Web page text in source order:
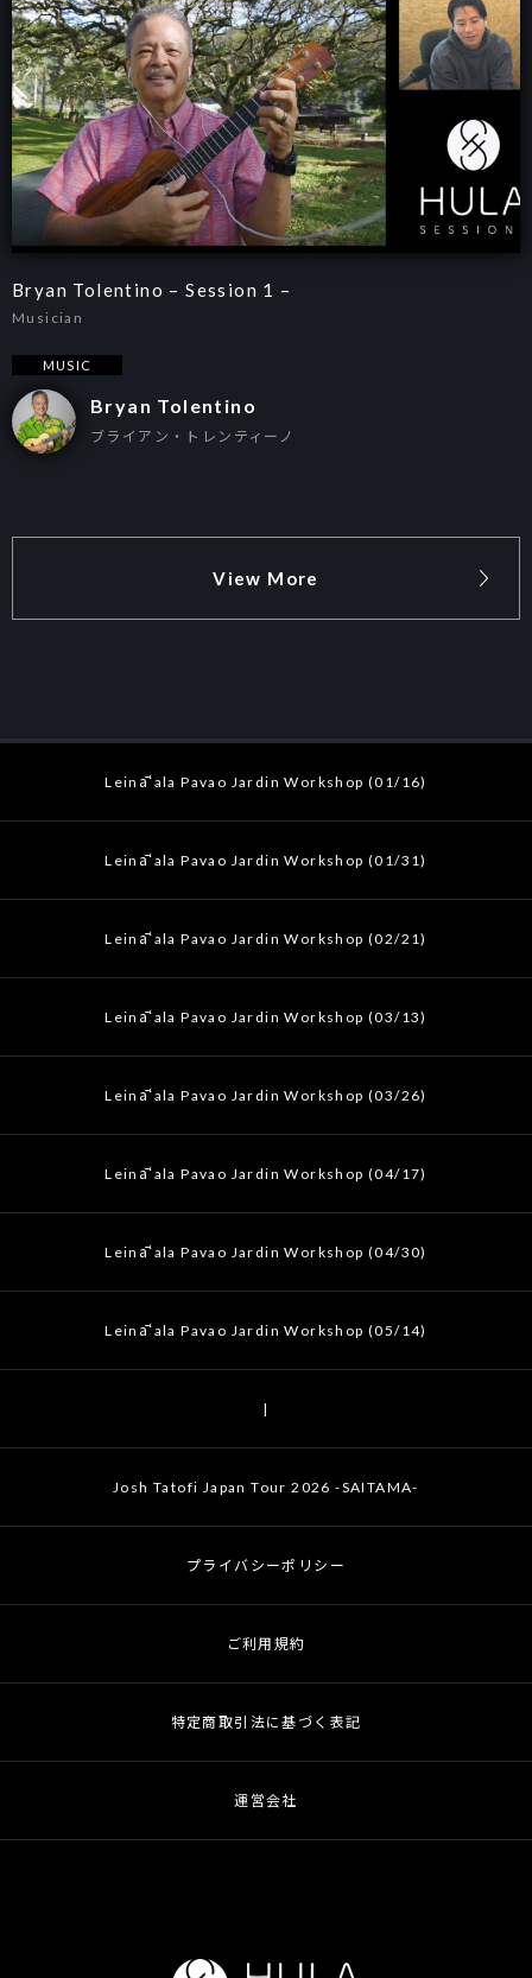
Bryan Tolentino – Session 1 –
Musician
MUSIC
Bryan Tolentino
ブライアン・トレンティーノ
View More
Leināʻala Pavao Jardin Workshop (01/16)
Leināʻala Pavao Jardin Workshop (01/31)
Leināʻala Pavao Jardin Workshop (02/21)
Leināʻala Pavao Jardin Workshop (03/13)
Leināʻala Pavao Jardin Workshop (03/26)
Leināʻala Pavao Jardin Workshop (04/17)
Leināʻala Pavao Jardin Workshop (04/30)
Leināʻala Pavao Jardin Workshop (05/14)
|
Josh Tatofi Japan Tour 2026 -SAITAMA-
プライバシーポリシー
ご利用規約
特定商取引法に基づく表記
運営会社